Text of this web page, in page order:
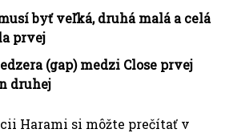
byť veľká, druhá malá a celá
prvej
(gap) medzi Close prvej
druhej
Harami si môžte prečítať v